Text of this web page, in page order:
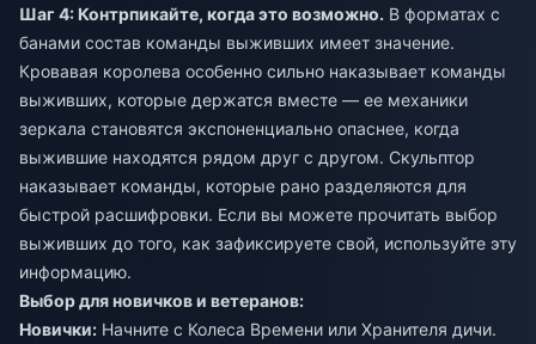
Шаг 4: Контрпикайте, когда это возможно. В форматах с
банами состав команды выживших имеет значение.
Кровавая королева особенно сильно наказывает команды
выживших, которые держатся вместе — ее механики
зеркала становятся экспоненциально опаснее, когда
выжившие находятся рядом друг с другом. Скульптор
наказывает команды, которые рано разделяются для
быстрой расшифровки. Если вы можете прочитать выбор
выживших до того, как зафиксируете свой, используйте эту
информацию.
Выбор для новичков и ветеранов:
Новички: Начните с Колеса Времени или Хранителя дичи.